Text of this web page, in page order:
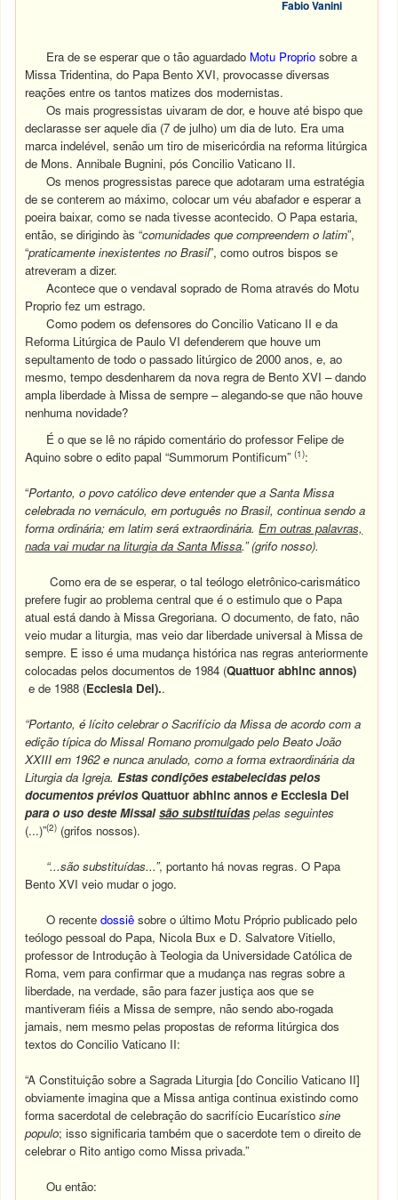
Fabio Vanini
Era de se esperar que o tão aguardado Motu Proprio sobre a
Missa Tridentina, do Papa Bento XVI, provocasse diversas
reações entre os tantos matizes dos modernistas.
Os mais progressistas uivaram de dor, e houve até bispo que
declarasse ser aquele dia (7 de julho) um dia de luto. Era uma
marca indelével, senão um tiro de misericórdia na reforma litúrgica
de Mons. Annibale Bugnini, pós Concilio Vaticano II.
Os menos progressistas parece que adotaram uma estratégia
de se conterem ao máximo, colocar um véu abafador e esperar a
poeira baixar, como se nada tivesse acontecido. O Papa estaria,
então, se dirigindo às “comunidades que compreendem o latim”,
“praticamente inexistentes no Brasil”, como outros bispos se
atreveram a dizer.
Acontece que o vendaval soprado de Roma através do Motu
Proprio fez um estrago.
Como podem os defensores do Concilio Vaticano II e da
Reforma Litúrgica de Paulo VI defenderem que houve um
sepultamento de todo o passado litúrgico de 2000 anos, e, ao
mesmo, tempo desdenharem da nova regra de Bento XVI – dando
ampla liberdade à Missa de sempre – alegando-se que não houve
nenhuma novidade?
É o que se lê no rápido comentário do professor Felipe de
Aquino sobre o edito papal “Summorum Pontificum”(1):
“Portanto, o povo católico deve entender que a Santa Missa
celebrada no vernáculo, em português no Brasil, continua sendo a
forma ordinária; em latim será extraordinária.Em outras palavras,
nada vai mudar na liturgia da Santa Missa.” (grifo nosso).
Como era de se esperar, o tal teólogo eletrônico-carismático
prefere fugir ao problema central que é o estimulo que o Papa
atual está dando à Missa Gregoriana. O documento, de fato, não
veio mudar a liturgia, mas veio dar liberdade universal à Missa de
sempre. E isso é uma mudança histórica nas regras anteriormente
colocadas pelos documentos de 1984 (Quattuor abhinc annos)
e de 1988 (Ecclesia Dei)..
“Portanto, é lícito celebrar o Sacrifício da Missa de acordo com a
edição típica do Missal Romano promulgado pelo Beato João
XXIII em 1962 e nunca anulado, como a forma extraordinária da
Liturgia da Igreja.Estas condições estabelecidas pelos
documentos préviosQuattuor abhinc annos e Ecclesia Dei
para o uso deste Missalsão substituídaspelas seguintes
(...)”(2) (grifos nossos).
“...são substituídas...”, portanto há novas regras. O Papa
Bento XVI veio mudar o jogo.
O recentedossiê sobre o último Motu Próprio publicado pelo
teólogo pessoal do Papa, Nicola Bux e D. Salvatore Vitiello,
professor de Introdução à Teologia da Universidade Católica de
Roma, vem para confirmar que a mudança nas regras sobre a
liberdade, na verdade, são para fazer justiça aos que se
mantiveram fiéis a Missa de sempre, não sendo abo-rogada
jamais, nem mesmo pelas propostas de reforma litúrgica dos
textos do Concilio Vaticano II:
“A Constituição sobre a Sagrada Liturgia [do Concilio Vaticano II]
obviamente imagina que a Missa antiga continua existindo como
forma sacerdotal de celebração do sacrifício Eucarísticosine
populo; isso significaria também que o sacerdote tem o direito de
celebrar o Rito antigo como Missa privada.”
Ou então: